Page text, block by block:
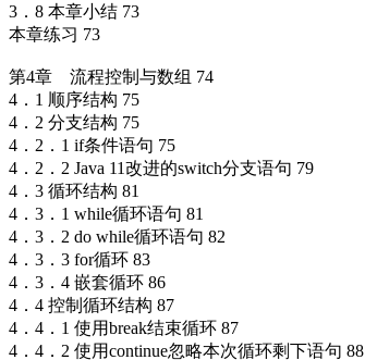
3．8 本章小结 73
本章练习 73
第4章 流程控制与数组 74
4．1 顺序结构 75
4．2 分支结构 75
4．2．1 if条件语句 75
4．2．2 Java 11改进的switch分支语句 79
4．3 循环结构 81
4．3．1 while循环语句 81
4．3．2 do while循环语句 82
4．3．3 for循环 83
4．3．4 嵌套循环 86
4．4 控制循环结构 87
4．4．1 使用break结束循环 87
4．4．2 使用continue忽略本次循环剩下语句 88